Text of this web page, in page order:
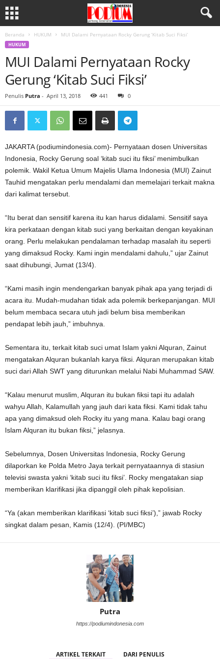
Beranda HUKUM MUI Dalami Pernyataan Rocky Gerung ‘Kitab Suci Fiksi’
HUKUM
MUI Dalami Pernyataan Rocky
Gerung ‘Kitab Suci Fiksi’
Penulis Putra - April 13, 2018 441 0
JAKARTA (podiumindonesia.com)- Pernyataan dosen Universitas
Indonesia, Rocky Gerung soal ‘kitab suci itu fiksi’ menimbulkan
polemik. Wakil Ketua Umum Majelis Ulama Indonesia (MUI) Zainut
Tauhid mengatakan perlu mendalami dan memelajari terkait makna
dari kalimat tersebut.
“Itu berat dan sensitif karena itu kan harus didalami. Sensitif saya
kira perkataan dengan kitab suci yang berkaitan dengan keyakinan
orang. Perlu melakukan pendalaman terhadap masalah itu seperti
yang dimaksud Rocky. Kami ingin mendalami dahulu,” ujar Zainut
saat dihubungi, Jumat (13/4).
“Kami masih ingin mendengarkan banyak pihak apa yang terjadi di
acara itu. Mudah-mudahan tidak ada polemik berkepanjangan. MUI
belum membaca secara utuh jadi belum bisa memberikan
pendapat lebih jauh,” imbuhnya.
Sementara itu, terkait kitab suci umat Islam yakni Alquran, Zainut
mengatakan Alquran bukanlah karya fiksi. Alquran merupakan kitab
suci dari Allah SWT yang diturunkan melalui Nabi Muhammad SAW.
“Kalau menurut muslim, Alquran itu bukan fiksi tapi itu adalah
wahyu Allah, Kalamullah yang jauh dari kata fiksi. Kami tidak tahu
apa yang dimaksud oleh Rocky itu yang mana. Kalau bagi orang
Islam Alquran itu bukan fiksi,” jelasnya.
Sebelumnya, Dosen Universitas Indonesia, Rocky Gerung
dilaporkan ke Polda Metro Jaya terkait pernyataannya di stasiun
televisi swasta yakni ‘kitab suci itu fiksi’. Rocky mengatakan siap
memberikan klarifikasi jika dipanggil oleh pihak kepolisian.
“Ya (akan memberikan klarifikasi ‘kitab suci fiksi’),” jawab Rocky
singkat dalam pesan, Kamis (12/4). (PI/MBC)
Putra
https://podiumindonesia.com
ARTIKEL TERKAIT DARI PENULIS